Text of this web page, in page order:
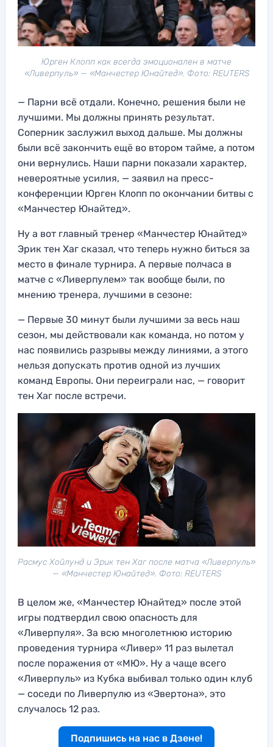
Юрген Клопп как всегда эмоционален в матче
«Ливерпуль» — «Манчестер Юнайтед». Фото: REUTERS
— Парни всё отдали. Конечно, решения были не
лучшими. Мы должны принять результат.
Соперник заслужил выход дальше. Мы должны
были всё закончить ещё во втором тайме, а потом
они вернулись. Наши парни показали характер,
невероятные усилия, — заявил на пресс-
конференции Юрген Клопп по окончании битвы с
«Манчестер Юнайтед».
Ну а вот главный тренер «Манчестер Юнайтед»
Эрик тен Хаг сказал, что теперь нужно биться за
место в финале турнира. А первые полчаса в
матче с «Ливерпулем» так вообще были, по
мнению тренера, лучшими в сезоне:
— Первые 30 минут были лучшими за весь наш
сезон, мы действовали как команда, но потом у
нас появились разрывы между линиями, а этого
нельзя допускать против одной из лучших
команд Европы. Они переиграли нас, — говорит
тен Хаг после встречи.
Расмус Хойлунд и Эрик тен Хаг после матча «Ливерпуль»
— «Манчестер Юнайтед». Фото: REUTERS
В целом же, «Манчестер Юнайтед» после этой
игры подтвердил свою опасность для
«Ливерпуля». За всю многолетнюю историю
проведения турнира «Ливер» 11 раз вылетал
после поражения от «МЮ». Ну а чаще всего
«Ливерпуль» из Кубка выбивал только один клуб
— соседи по Ливерпулю из «Эвертона», это
случалось 12 раз.
Подпишись на нас в Дзене!